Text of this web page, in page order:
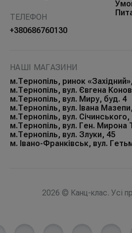
ТЕЛЕФОН
+380686760130
НАШІ МАГАЗИНИ
м.Тернопіль, ринок
м.Тернопіль, вул. Євгена
м.Тернопіль, вул. Миру, буд. 4
м.Тернопіль, вул. Івана
м.Тернопіль, вул. Січинського,
м.Тернопіль, вул. Ген. Мирона
м.Тернопіль, вул. Злуки, 45
м. Івано-Франківськ, вул.
2026 © Канц-клас. Усі